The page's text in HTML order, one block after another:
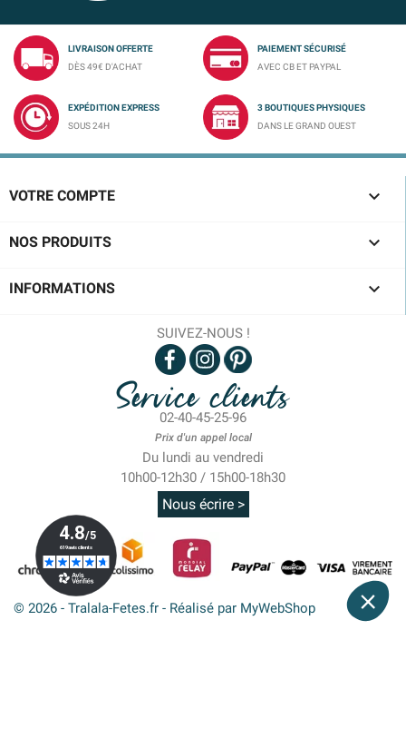
LIVRAISON OFFERTE
DÈS 49€ D'ACHAT
PAIEMENT SÉCURISÉ
AVEC CB ET PAYPAL
EXPÉDITION EXPRESS
SOUS 24H
3 BOUTIQUES PHYSIQUES
DANS LE GRAND OUEST
VOTRE COMPTE 
NOS PRODUITS 
INFORMATIONS 
SUIVEZ-NOUS !
Service clients
02-40-45-25-96
Prix d'un appel local
Du lundi au vendredi
10h00-12h30 / 15h00-18h30
Nous écrire >
© 2026 - Tralala-Fetes.fr - Réalisé par MyWebShop